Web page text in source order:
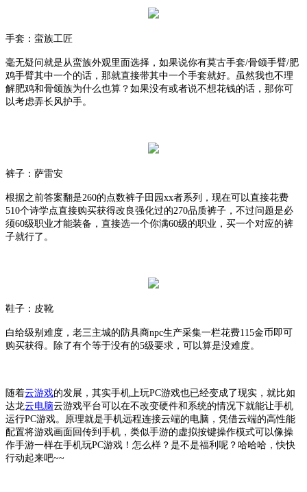
手套：蛮族工匠
毫无疑问就是从蛮族外观里面选择，如果说你有莫古手套/骨颌手臂/肥
鸡手臂其中一个的话，那就直接带其中一个手套就好。虽然我也不理
解肥鸡和骨颌族为什么也算？如果没有或者说不想花钱的话，那你可
以考虑弄长风护手。
裤子：萨雷安
根据之前答案翻是260的点数裤子田园xx者系列，现在可以直接花费
510个诗学点直接购买获得改良强化过的270品质裤子，不过问题是必
须60级职业才能装备，直接选一个你满60级的职业，买一个对应的裤
子就行了。
鞋子：皮靴
白给级别难度，老三主城的防具商npc生产采集一栏花费115金币即可
购买获得。除了有个等于没有的5级要求，可以算是没难度。
随着云游戏的发展，其实手机上玩PC游戏也已经变成了现实，就比如
达龙云电脑云游戏平台可以在不改变硬件和系统的情况下就能让手机
运行PC游戏。原理就是手机远程连接云端的电脑，凭借云端的高性能
配置将游戏画面回传到手机，类似手游的虚拟按键操作模式可以像操
作手游一样在手机玩PC游戏！怎么样？是不是福利呢？哈哈哈，快快
行动起来吧~~